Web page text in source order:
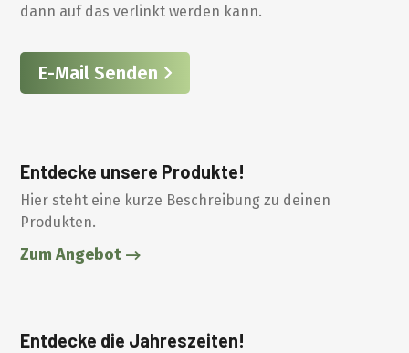
dann auf das verlinkt werden kann.
E-Mail Senden
Entdecke unsere Produkte!
Hier steht eine kurze Beschreibung zu deinen
Produkten.
Zum Angebot
Entdecke die Jahreszeiten!